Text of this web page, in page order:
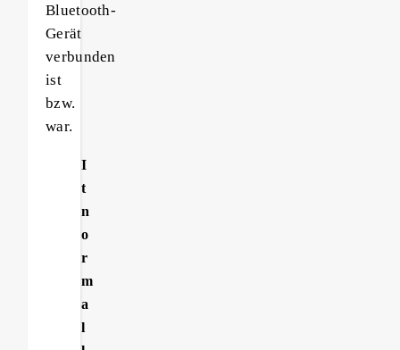
Bluetooth-
Gerät
verbunden
ist
bzw.
war.
I
t
n
o
r
m
a
l